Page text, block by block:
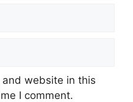
and website in this
I comment.